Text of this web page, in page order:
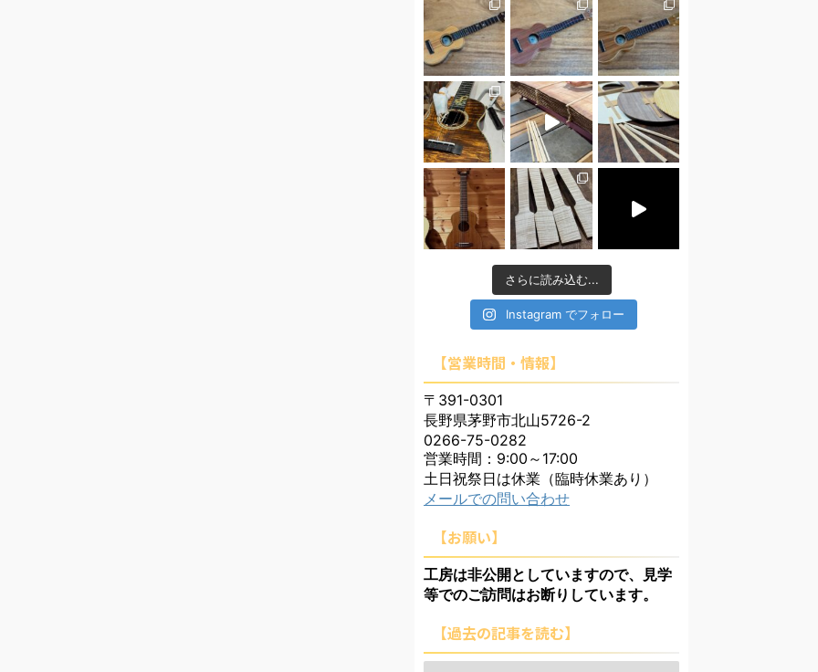
さらに読み込む...
Instagram でフォロー
【営業時間・情報】
〒391-0301
長野県茅野市北山5726-2
0266-75-0282
営業時間：9:00～17:00
土日祝祭日は休業（臨時休業あり）
メールでの問い合わせ
【お願い】
工房は非公開としていますので、見学
等でのご訪問はお断りしています。
【過去の記事を読む】